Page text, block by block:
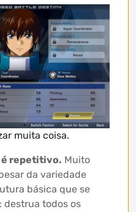
muita coisa.
é repetitivo. Muito
da variedade
básica que se
destrua todos os